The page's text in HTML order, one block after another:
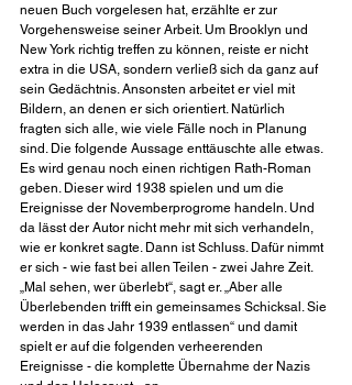
neuen Buch vorgelesen hat, erzählte er zur
Vorgehensweise seiner Arbeit. Um Brooklyn und
New York richtig treffen zu können, reiste er nicht
extra in die USA, sondern verließ sich da ganz auf
sein Gedächtnis. Ansonsten arbeitet er viel mit
Bildern, an denen er sich orientiert. Natürlich
fragten sich alle, wie viele Fälle noch in Planung
sind. Die folgende Aussage enttäuschte alle etwas.
Es wird genau noch einen richtigen Rath-Roman
geben. Dieser wird 1938 spielen und um die
Ereignisse der Novemberprogrome handeln. Und
da lässt der Autor nicht mehr mit sich verhandeln,
wie er konkret sagte. Dann ist Schluss. Dafür nimmt
er sich - wie fast bei allen Teilen - zwei Jahre Zeit.
„Mal sehen, wer überlebt“, sagt er. „Aber alle
Überlebenden trifft ein gemeinsames Schicksal. Sie
werden in das Jahr 1939 entlassen“ und damit
spielt er auf die folgenden verheerenden
Ereignisse - die komplette Übernahme der Nazis